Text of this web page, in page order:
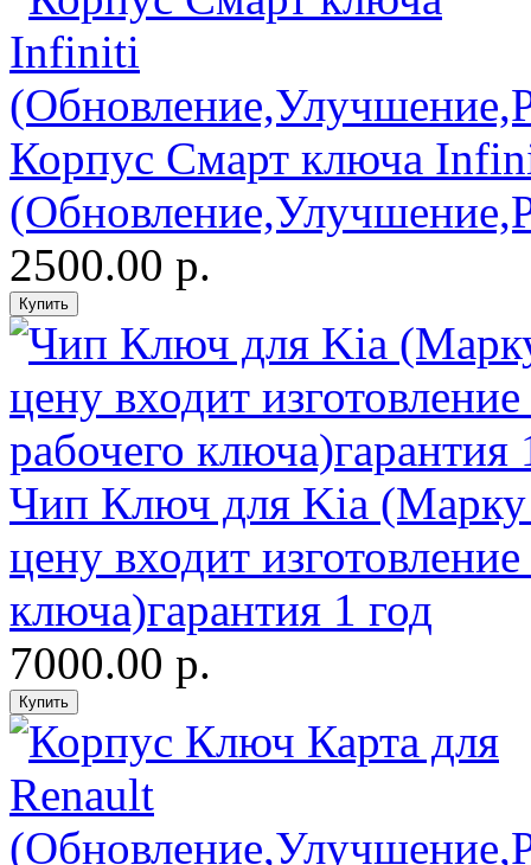
Корпус Смарт ключа
2500.00 р.
Чип Ключ для Kia (Марку
цену входит
ключа)гарантия 1 год
7000.00 р.